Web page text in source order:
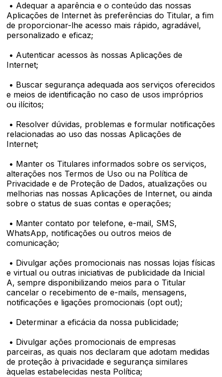
• Adequar a aparência e o conteúdo das nossas
Aplicações de Internet às preferências do Titular, a fim
de proporcionar-lhe acesso mais rápido, agradável,
personalizado e eficaz;
• Autenticar acessos às nossas Aplicações de
Internet;
• Buscar segurança adequada aos serviços oferecidos
e meios de identificação no caso de usos impróprios
ou ilícitos;
• Resolver dúvidas, problemas e formular notificações
relacionadas ao uso das nossas Aplicações de
Internet;
• Manter os Titulares informados sobre os serviços,
alterações nos Termos de Uso ou na Política de
Privacidade e de Proteção de Dados, atualizações ou
melhorias nas nossas Aplicações de Internet, ou ainda
sobre o status de suas contas e operações;
• Manter contato por telefone, e-mail, SMS,
WhatsApp, notificações ou outros meios de
comunicação;
• Divulgar ações promocionais nas nossas lojas físicas
e virtual ou outras iniciativas de publicidade da Inicial
A, sempre disponibilizando meios para o Titular
cancelar o recebimento de e-mails, mensagens,
notificações e ligações promocionais (opt out);
• Determinar a eficácia da nossa publicidade;
• Divulgar ações promocionais de empresas
parceiras, as quais nos declaram que adotam medidas
de proteção à privacidade e segurança similares
àquelas estabelecidas nesta Política;